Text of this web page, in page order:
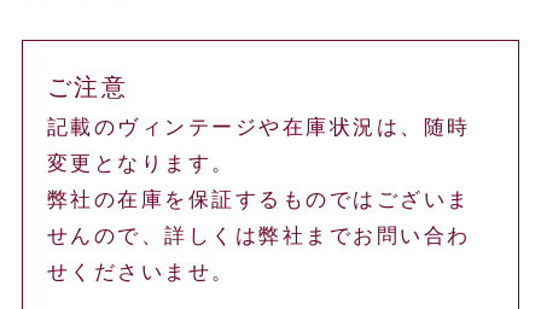
ご注意
記載のヴィンテージや在庫状況は、随時
変更となります。
弊社の在庫を保証するものではございま
せんので、詳しくは弊社までお問い合わ
せくださいませ。